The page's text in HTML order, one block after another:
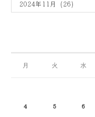
2024年11月 (26)
月 火 水
4 5 6